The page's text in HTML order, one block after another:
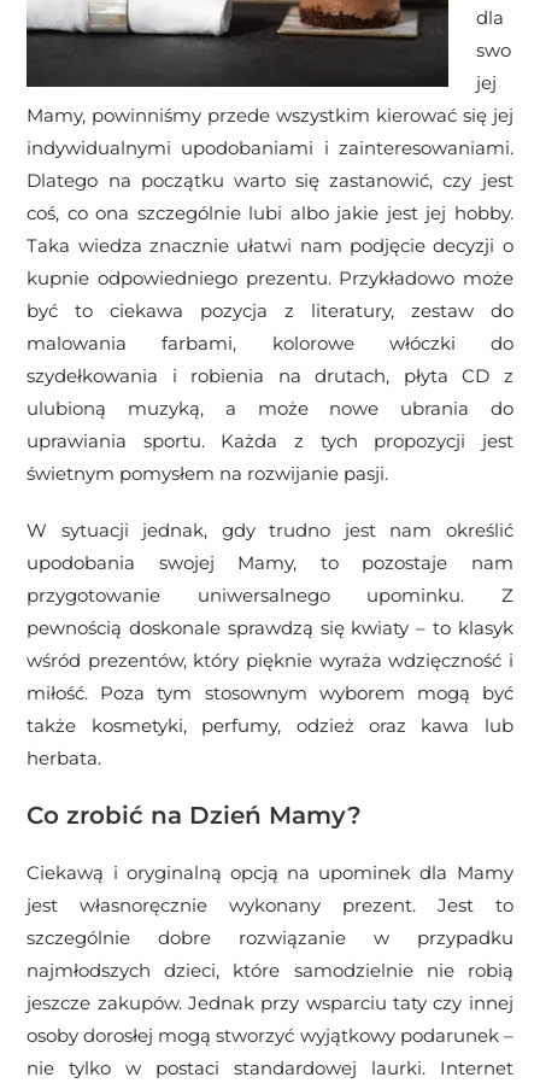
dla
swo
jej
Mamy, powinniśmy przede wszystkim kierować się jej
indywidualnymi upodobaniami i zainteresowaniami.
Dlatego na początku warto się zastanowić, czy jest
coś, co ona szczególnie lubi albo jakie jest jej hobby.
Taka wiedza znacznie ułatwi nam podjęcie decyzji o
kupnie odpowiedniego prezentu. Przykładowo może
być to ciekawa pozycja z literatury, zestaw do
malowania farbami, kolorowe włóczki do
szydełkowania i robienia na drutach, płyta CD z
ulubioną muzyką, a może nowe ubrania do
uprawiania sportu. Każda z tych propozycji jest
świetnym pomysłem na rozwijanie pasji.
W sytuacji jednak, gdy trudno jest nam określić
upodobania swojej Mamy, to pozostaje nam
przygotowanie uniwersalnego upominku. Z
pewnością doskonale sprawdzą się kwiaty – to klasyk
wśród prezentów, który pięknie wyraża wdzięczność i
miłość. Poza tym stosownym wyborem mogą być
także kosmetyki, perfumy, odzież oraz kawa lub
herbata.
Co zrobić na Dzień Mamy?
Ciekawą i oryginalną opcją na upominek dla Mamy
jest własnoręcznie wykonany prezent. Jest to
szczególnie dobre rozwiązanie w przypadku
najmłodszych dzieci, które samodzielnie nie robią
jeszcze zakupów. Jednak przy wsparciu taty czy innej
osoby dorosłej mogą stworzyć wyjątkowy podarunek –
nie tylko w postaci standardowej laurki. Internet